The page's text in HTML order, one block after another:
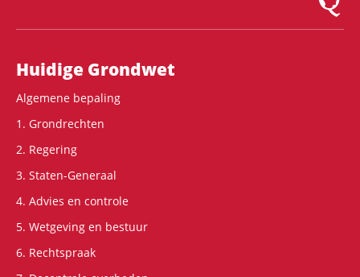
Hoofdnavigatie
Huidige Grondwet
Algemene bepaling
1. Grondrechten
2. Regering
3. Staten-Generaal
4. Advies en controle
5. Wetgeving en bestuur
6. Rechtspraak